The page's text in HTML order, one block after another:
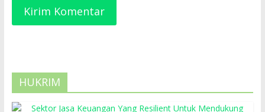
HUKRIM